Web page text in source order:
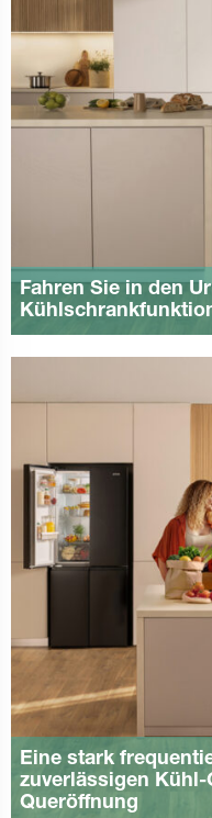
Fahren Sie in den
Eine stark
zuverlässigen
Queröffnung